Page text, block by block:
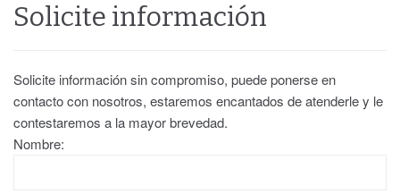
Solicite información
Solicite información sin compromiso, puede ponerse en
contacto con nosotros, estaremos encantados de atenderle y le
contestaremos a la mayor brevedad.
Nombre: